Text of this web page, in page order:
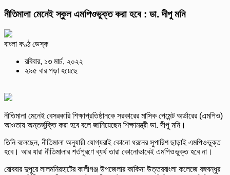
নীতিমালা মেনেই স্কুল এমপিওভুক্ত করা হবে : ডা. দীপু মনি
বাংলা কণ্ঠ ডেস্ক
রবিবার, ১৩ মার্চ, ২০২২
২৯৫ বার পড়া হয়েছে
নীতিমালা মেনেই বেসরকারি শিক্ষাপ্রতিষ্ঠানকে সরকারের মাসিক পেমেন্ট অর্ডারের (এমপিও)
আওতায় অন্তর্ভুক্তি করা হবে বলে জানিয়েছেন শিক্ষামন্ত্রী ডা. দীপু মনি।
তিনি বলেছেন, নীতিমালা অনুযায়ী যোগ্যরাই কোনো ধরনের সুপারিশ ছাড়াই এমপিওভুক্ত
হবে। আর যারা নীতিমালার শর্তপূরণে ব্যর্থ তারা কোনোভাবেই এমপিওভুক্ত হবে না।
রোববার দুপুরে লালমনিরহাটের কালীগঞ্জ উপজেলার কাকিনা উত্তরবাংলা কলেজে বঙ্গবন্ধুর